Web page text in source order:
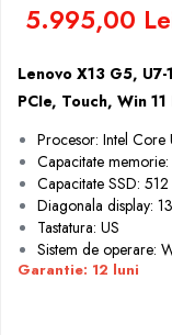
Procesoare
PC All-in-One
Calculatoare All-in-One
All-in-One
Calculatoare All-in-One
Componente All-in-One
5.995,00
Lenovo X13 G5,
PCIe, Touch, Win 11
Procesor: Intel
Capacitate
Capacitate SSD:
Diagonala display:
Tastatura: US
Sistem de operare:
Garantie: 12 luni